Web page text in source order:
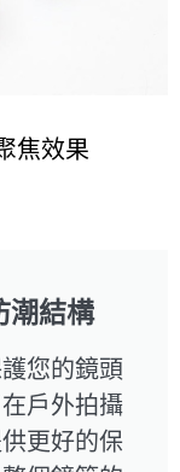
焦效果
潮結構
您的鏡頭
戶外拍攝
更好的保